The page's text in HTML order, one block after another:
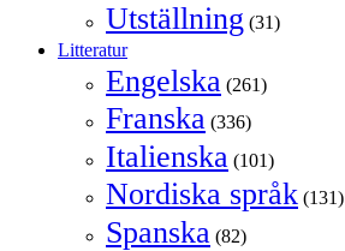
Utställning (31)
Litteratur
Engelska (261)
Franska (336)
Italienska (101)
Nordiska språk (131)
Spanska (82)